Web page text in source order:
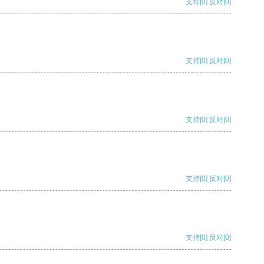
支持 [0] 反对 [0]
支持[0] 反对[0]
支持[0] 反对[0]
支持[0] 反对[0]
支持[0] 反对[0]